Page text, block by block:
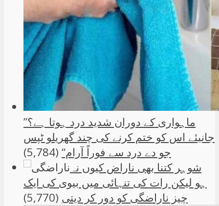
”ماہواری کے دوران شدید درد ہوتا ہے؟
جانیئے اس کو ختم کرنے کی چند گھریلو ٹپس
جو دے درد سے فوراً آرام“ (5,784)
شوہر کتنا بھی ناراض کیوں نہ
ہو لیکن رات کی تنہائی میں بیوی کی ایک
چیز ناراضگی کو دور کر دیتی (5,770)